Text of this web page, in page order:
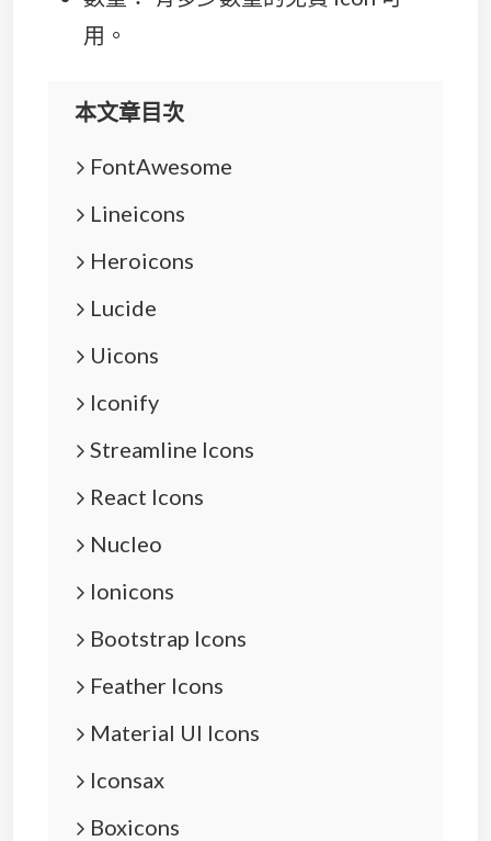
用。
本文章目次
FontAwesome
Lineicons
Heroicons
Lucide
Uicons
Iconify
Streamline Icons
React Icons
Nucleo
Ionicons
Bootstrap Icons
Feather Icons
Material UI Icons
Iconsax
Boxicons